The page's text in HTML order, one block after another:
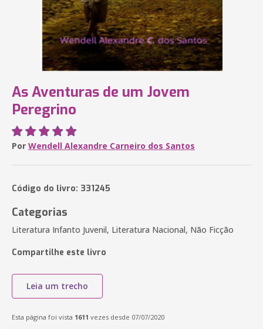
As Aventuras de um Jovem
Peregrino
Por Wendell Alexandre Carneiro dos Santos
Código do livro: 331245
Categorias
Literatura Infanto Juvenil, Literatura Nacional, Não Ficção
Compartilhe este livro
Leia um trecho
Esta página foi vista 1611 vezes desde 07/07/2020